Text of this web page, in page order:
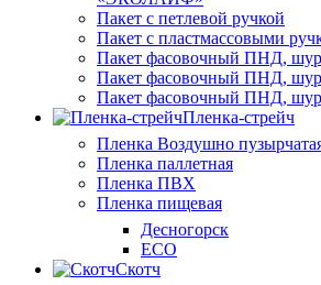
Пакет с петлевой ручкой
Пакет с пластмассовыми
Пакет фасовочный ПНД,
Пакет фасовочный ПНД,
Пакет фасовочный ПНД,
Пленка-стрейч
Пленка Воздушно
Пленка паллетная
Пленка ПВХ
Пленка пищевая
Десногорск
ECO
Скотч